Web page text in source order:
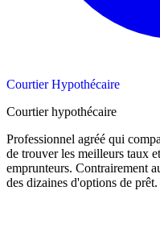
Courtier Hypothécaire
Courtier hypothécaire
Professionnel agréé qui
de trouver les meilleurs taux
emprunteurs. Contrairement
des dizaines d'options de prêt.